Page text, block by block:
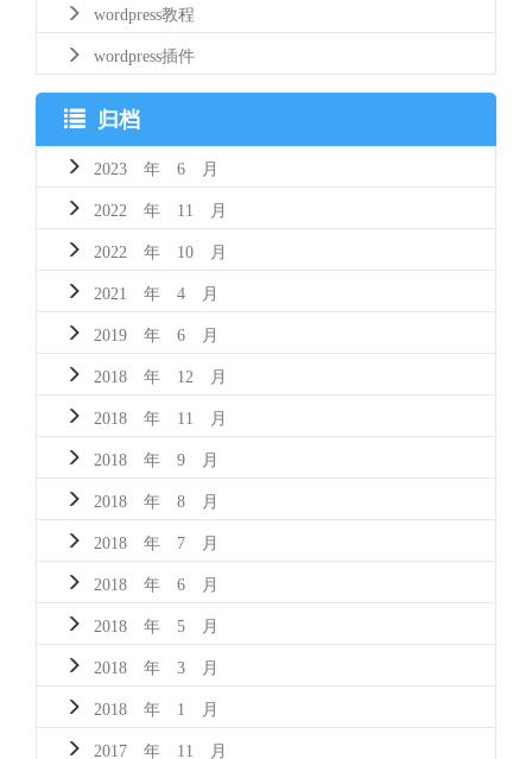
wordpress教程
wordpress插件
归档
2023 年 6 月
2022 年 11 月
2022 年 10 月
2021 年 4 月
2019 年 6 月
2018 年 12 月
2018 年 11 月
2018 年 9 月
2018 年 8 月
2018 年 7 月
2018 年 6 月
2018 年 5 月
2018 年 3 月
2018 年 1 月
2017 年 11 月